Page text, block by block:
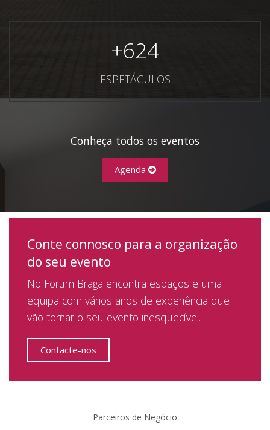
+624
ESPETÁCULOS
Conheça todos os eventos
Agenda
Conte connosco para a organização
do seu evento
No Forum Braga encontra espaços e uma
equipa com vários anos de experiência que
vão tornar o seu evento inesquecível.
Contacte-nos
Parceiros de Negócio